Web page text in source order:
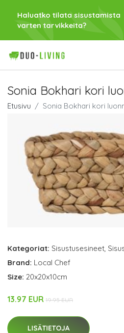
Haluatko tilata sisustamista
varten tarvikkeita?
Sonia Bokhari kori
Etusivu Sonia Bokhari kori
Kategoriat: Sisustusesineet
Brand: Local Chef
Size: 20x20x10cm
13.97 EUR 19.95 EUR
LISÄTIETOJA